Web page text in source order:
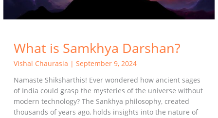
What is Samkhya Darshan?
Vishal Chaurasia | September 9, 2024
Namaste Shiksharthis! Ever wondered how ancient sages
of India could grasp the mysteries of the universe without
modern technology? The Sankhya philosophy, created
thousands of years ago, holds insights into the nature of